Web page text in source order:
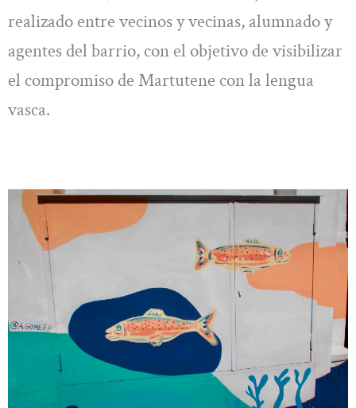
realizado entre vecinos y vecinas, alumnado y
agentes del barrio, con el objetivo de visibilizar
el compromiso de Martutene con la lengua
vasca.